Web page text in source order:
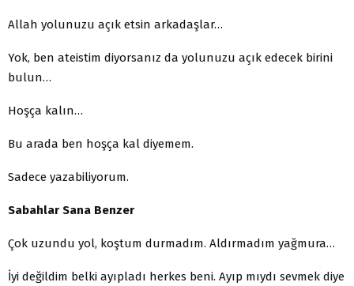
Allah yolunuzu açık etsin arkadaşlar…
Yok, ben ateistim diyorsanız da yolunuzu açık edecek birini
bulun…
Hoşça kalın…
Bu arada ben hoşça kal diyemem.
Sadece yazabiliyorum.
Sabahlar Sana Benzer
Çok uzundu yol, koştum durmadım. Aldırmadım yağmura…
İyi değildim belki ayıpladı herkes beni. Ayıp mıydı sev­mek diye